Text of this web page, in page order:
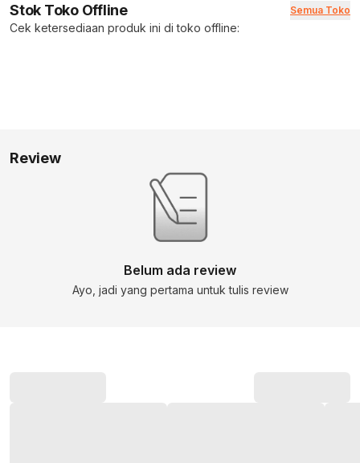
Stok Toko Offline Semua Toko
Cek ketersediaan produk ini di toko offline:
Review
Belum ada review
Ayo, jadi yang pertama untuk tulis review